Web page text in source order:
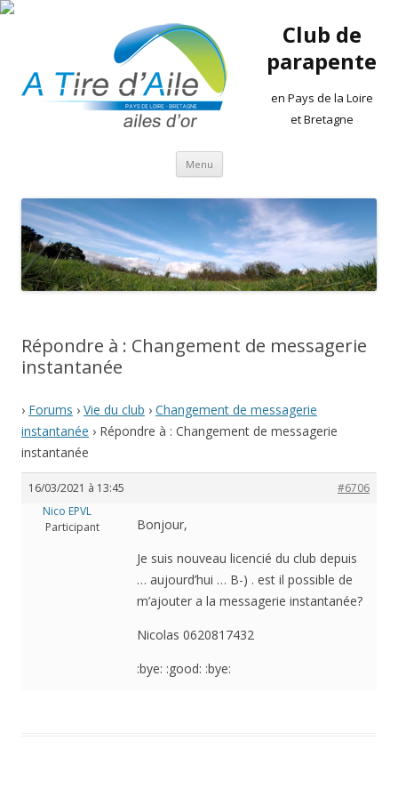
Club de
parapente
en Pays de la Loire
et Bretagne
Menu Aller
contenu
Répondre à : Changement de messagerie
instantanée
› Forums › Vie du club › Changement de messagerie
instantanée › Répondre à : Changement de messagerie
instantanée
16/03/2021 à 13:45
#6706
Nico EPVL
Participant
Bonjour,
Je suis nouveau licencié du club depuis
… aujourd’hui … B-) . est il possible de
m’ajouter a la messagerie instantanée?
Nicolas 0620817432
:bye: :good: :bye: